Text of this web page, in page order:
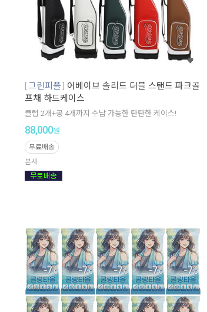
그린피플
어베이브 솔리드 더블 스탠드 파크골
프채 하드케이스
클럽 2개+공 4개까지 수납 가능한 탄탄한 케이스!
88,000원
무료배송
본사